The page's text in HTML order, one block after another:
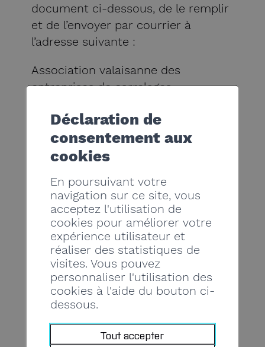
document ci-dessous, de le remplir
et de l’envoyer par courrier à
l’adresse suivante :
Association valaisanne des
entreprises de carrelages
Attention !
L’inscription préalable au Registre du
commerce est indispensable !
Autres critères :cf statuts
L’affiliation à notre organisation
professionnelle vous permet
d’obtenir de nombreux
renseignements, prestations et
avantages, dont une protection
juridique all inclusive auprès de la
CAP. à partir du 1er janvier 2024.
Déclaration de
consentement aux
cookies
En poursuivant votre
navigation sur ce site, vous
acceptez l'utilisation de
cookies pour améliorer votre
expérience utilisateur et
réaliser des statistiques de
visites. Vous pouvez
personnaliser l'utilisation des
cookies à l'aide du bouton ci-
dessous.
Tout accepter